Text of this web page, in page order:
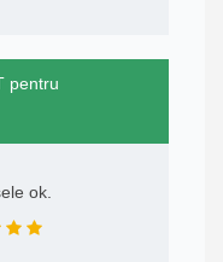
pentru
ok.